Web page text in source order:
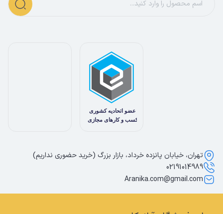
تهران، خیابان پانزده خرداد، بازار بزرگ (خرید حضوری نداریم)
02191014989
Aranika.com@gmail.com